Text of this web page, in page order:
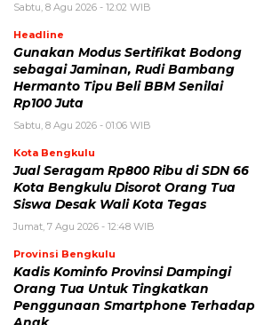
Sabtu, 8 Agu 2026 - 12:02 WIB
Headline
Gunakan Modus Sertifikat Bodong
sebagai Jaminan, Rudi Bambang
Hermanto Tipu Beli BBM Senilai
Rp100 Juta
Sabtu, 8 Agu 2026 - 01:06 WIB
Kota Bengkulu
Jual Seragam Rp800 Ribu di SDN 66
Kota Bengkulu Disorot Orang Tua
Siswa Desak Wali Kota Tegas
Jumat, 7 Agu 2026 - 12:48 WIB
Provinsi Bengkulu
Kadis Kominfo Provinsi Dampingi
Orang Tua Untuk Tingkatkan
Penggunaan Smartphone Terhadap